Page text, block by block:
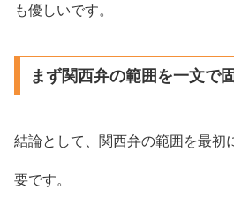
も優しいです。
まず関西弁の範囲を一文で
結論として、関西弁の範囲を最初
要です。